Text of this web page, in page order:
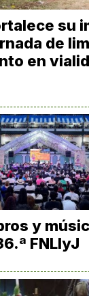
su
de
en
y
FNLIyJ